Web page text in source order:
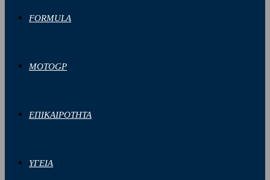
FORMULA
MOTOGP
ΕΠΙΚΑΙΡΟΤΗΤΑ
ΥΓΕΙΑ